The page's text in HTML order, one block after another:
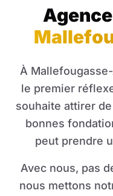
Agence
À
le premier
souhaite attirer
bonnes
peut prendre
Avec nous, pas
nous mettons